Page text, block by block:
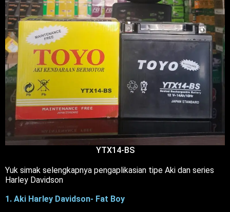
YTX14-BS
Yuk simak selengkapnya pengaplikasian tipe Aki dan series
Harley Davidson
1. Aki Harley Davidson- Fat Boy